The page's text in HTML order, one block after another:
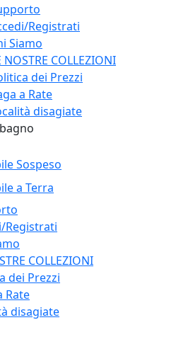
Registrati
Siamo
NOSTRE COLLEZIONI
dei Prezzi
a Rate
disagiate
Sospeso
a Terra
Registrati
COLLEZIONI
dei Prezzi
Rate
disagiate